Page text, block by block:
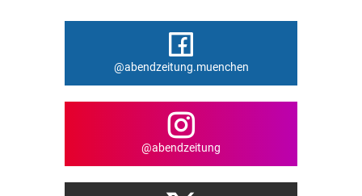
@abendzeitung.muenchen
@abendzeitung